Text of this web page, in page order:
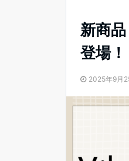
新商
登場！
2025年9月